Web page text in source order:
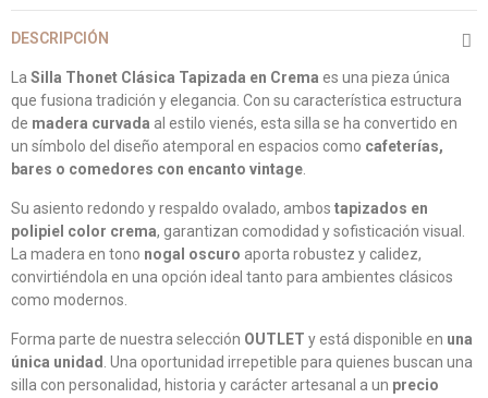
DESCRIPCIÓN
La Silla Thonet Clásica Tapizada en Crema es una pieza única
que fusiona tradición y elegancia. Con su característica estructura
de madera curvada al estilo vienés, esta silla se ha convertido en
un símbolo del diseño atemporal en espacios como cafeterías,
bares o comedores con encanto vintage
Su asiento redondo y respaldo ovalado, ambos tapizados en
polipiel color crema, garantizan comodidad y sofisticación visual.
La madera en tono nogal oscuro aporta robustez y calidez,
convirtiéndola en una opción ideal tanto para ambientes clásicos
como modernos.
Forma parte de nuestra selección OUTLET y está disponible en una
única unidad . Una oportunidad irrepetible para quienes buscan una
silla con personalidad, historia y carácter artesanal a un precio